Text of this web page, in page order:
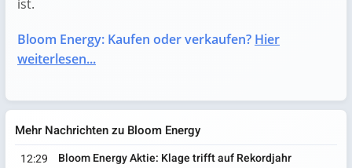
ist.
Bloom Energy: Kaufen oder verkaufen? Hier
weiterlesen...
Mehr Nachrichten zu Bloom Energy
12:29
Bloom Energy Aktie: Klage trifft auf Rekordjahr